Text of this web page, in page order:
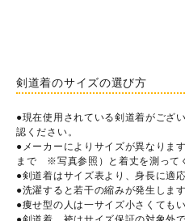
剣道着のサイズの選び方
●現在使用されている剣道着がござ
認ください。
●メーカーによりサイズが異なりま
まで ※写真参照）と着丈を測って
●剣道着はサイズ表より、身長に適
●洗濯すると若干の縮みが発生しま
●痩せ型の人は一サイズ小さくても